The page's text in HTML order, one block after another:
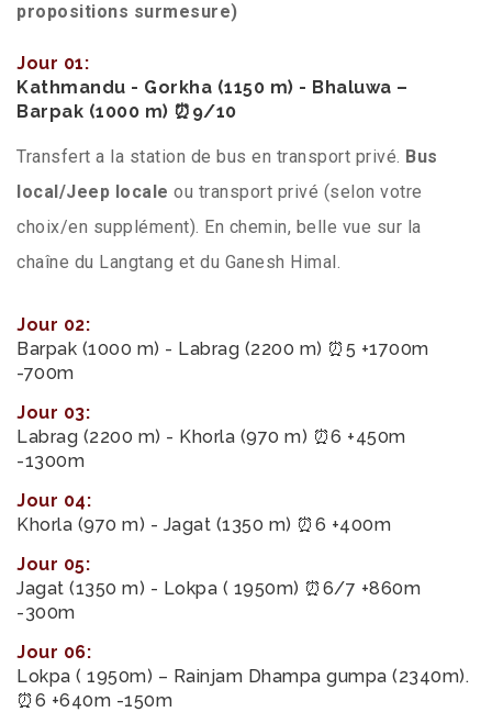
propositions surmesure)
Jour 01:
Kathmandu - Gorkha (1150 m) - Bhaluwa –
Barpak (1000 m) ⏰9/10
Transfert a la station de bus en transport privé. Bus
local/Jeep locale ou transport privé (selon votre
choix/en supplément). En chemin, belle vue sur la
chaîne du Langtang et du Ganesh Himal.
Jour 02:
Barpak (1000 m) - Labrag (2200 m) ⏰5 +1700m
-700m
Jour 03:
Labrag (2200 m) - Khorla (970 m) ⏰6 +450m
-1300m
Jour 04:
Khorla (970 m) - Jagat (1350 m) ⏰6 +400m
Jour 05:
Jagat (1350 m) - Lokpa ( 1950m) ⏰6/7 +860m
-300m
Jour 06:
Lokpa ( 1950m) – Rainjam Dhampa gumpa (2340m).
⏰6 +640m -150m